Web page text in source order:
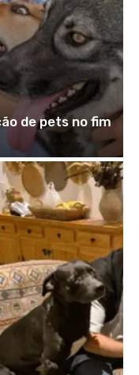
de pets no fim